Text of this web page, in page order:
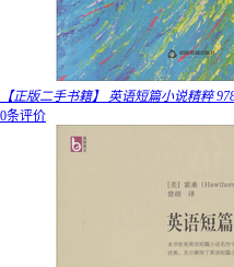
【正版二手书籍】 英语短篇小说精粹
0条评价